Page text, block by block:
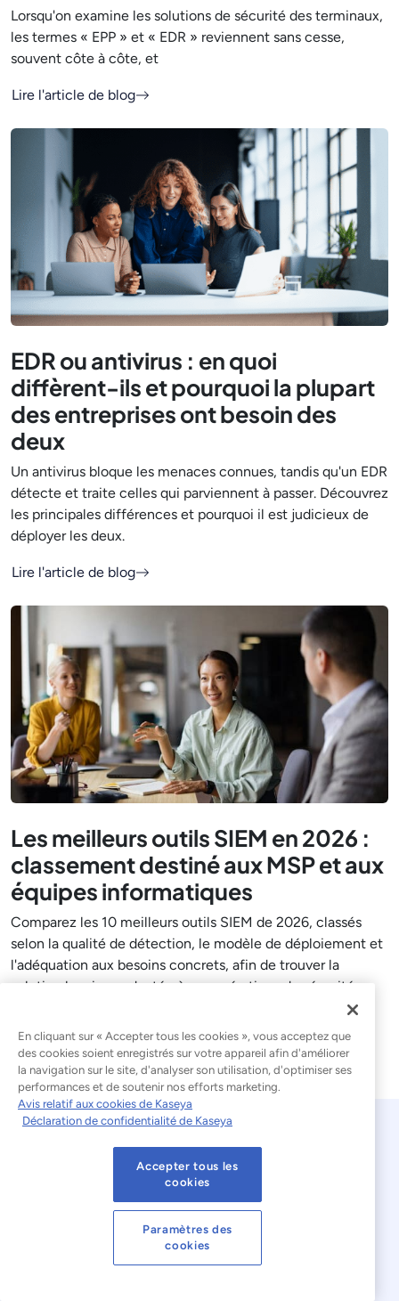
Lorsqu'on examine les solutions de sécurité des terminaux,
les termes « EPP » et « EDR » reviennent sans cesse,
souvent côte à côte, et
Lire l'article de blog
EDR ou antivirus : en quoi
diffèrent-ils et pourquoi la plupart
des entreprises ont besoin des
deux
Un antivirus bloque les menaces connues, tandis qu'un EDR
détecte et traite celles qui parviennent à passer. Découvrez
les principales différences et pourquoi il est judicieux de
déployer les deux.
Lire l'article de blog
Les meilleurs outils SIEM en 2026 :
classement destiné aux MSP et aux
équipes informatiques
Comparez les 10 meilleurs outils SIEM de 2026, classés
selon la qualité de détection, le modèle de déploiement et
l'adéquation aux besoins concrets, afin de trouver la
solution la mieux adaptée à vos opérations de sécurité.
© 2026 Kaseya. Tous droits réservés.
En cliquant sur « Accepter tous les cookies », vous acceptez que
des cookies soient enregistrés sur votre appareil afin d'améliorer
la navigation sur le site, d'analyser son utilisation, d'optimiser ses
performances et de soutenir nos efforts marketing.
Avis relatif aux cookies de Kaseya
Déclaration de confidentialité de Kaseya
Accepter tous les
cookies
Paramètres des
cookies